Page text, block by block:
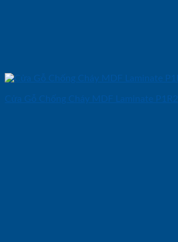
Cửa Gỗ Chống Cháy MDF Laminate P1R2